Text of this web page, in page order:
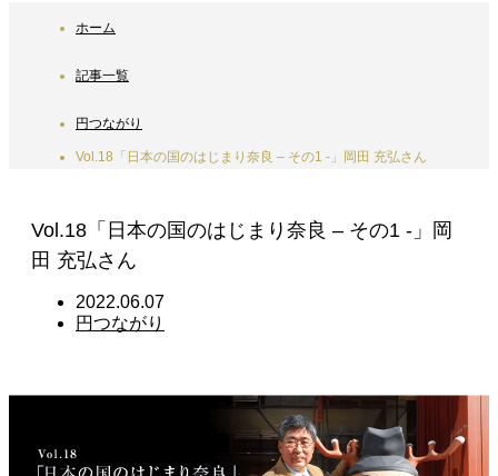
ホーム
記事一覧
円つながり
Vol.18「日本の国のはじまり奈良 – その1 -」岡田 充弘さん
Vol.18「日本の国のはじまり奈良 – その1 -」岡
田 充弘さん
2022.06.07
円つながり